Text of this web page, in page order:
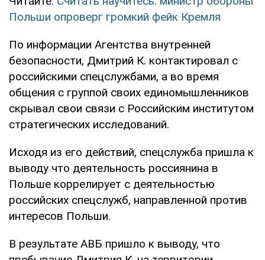
Польши опроверг громкий фейк Кремля
По информации Агентства внутренней
безопасности, Дмитрий К. контактировал с
российскими спецслужбами, а во время
общения с группой своих единомышленников
скрывал свои связи с Российским институтом
стратегических исследований.
Исходя из его действий, спецслужба пришла к
выводу что деятельность россиянина в
Польше коррелирует с деятельностью
российских спецслужб, направленной против
интересов Польши.
В результате АВБ пришло к выводу, что